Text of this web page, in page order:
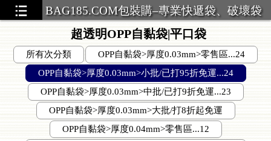
BAG185.COM包裝購–專業快遞袋、破壞袋
超透明OPP自黏袋|平口袋
所有次分類
OPP自黏袋>厚度0.03mm>零售區...24
OPP自黏袋>厚度0.03mm>小批/已打95折免運...24
OPP自黏袋>厚度0.03mm>中批/已打9折免運...23
OPP自黏袋>厚度0.03mm>大批/打8折起免運
OPP自黏袋>厚度0.04mm>零售區...12